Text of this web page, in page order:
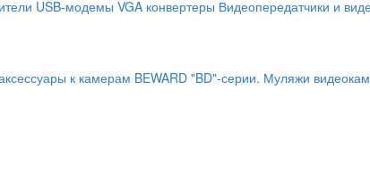
USB-модемы VGA конвертеры Видеопередатчики и
к камерам BEWARD "BD"-серии. Муляжи